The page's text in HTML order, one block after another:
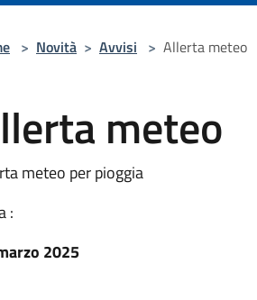
> Novità > Avvisi > Allerta meteo
meteo
meteo per pioggia
:
2025